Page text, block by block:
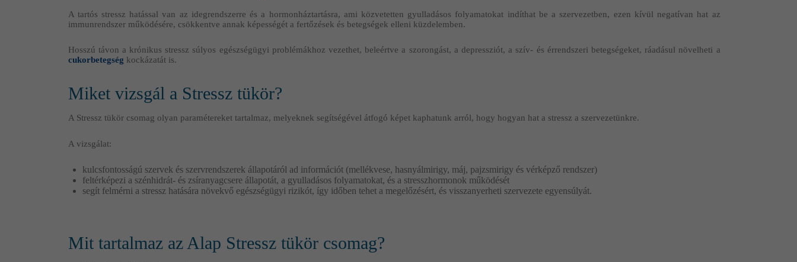
A tartós stressz hatással van az idegrendszerre és a hormonháztartásra, ami közvetetten gyulladásos folyamatokat indíthat be a szervezetben, ezen kívül negatívan hat az
immunrendszer működésére, csökkentve annak képességét a fertőzések és betegségek elleni küzdelemben.
Hosszú távon a krónikus stressz súlyos egészségügyi problémákhoz vezethet, beleértve a szorongást, a depressziót, a szív- és érrendszeri betegségeket, ráadásul növelheti a
cukorbetegség kockázatát is.
Miket vizsgál a Stressz tükör?
A Stressz tükör csomag olyan paramétereket tartalmaz, melyeknek segítségével átfogó képet kaphatunk arról, hogy hogyan hat a stressz a szervezetünkre.
A vizsgálat:
kulcsfontosságú szervek és szervrendszerek állapotáról ad információt (mellékvese, hasnyálmirigy, máj, pajzsmirigy és vérképző rendszer)
feltérképezi a szénhidrát- és zsíranyagcsere állapotát, a gyulladásos folyamatokat, és a stresszhormonok működését
segít felmérni a stressz hatására növekvő egészségügyi rizikót, így időben tehet a megelőzésért, és visszanyerheti szervezete egyensúlyát.
Mit tartalmaz az Alap Stressz tükör csomag?